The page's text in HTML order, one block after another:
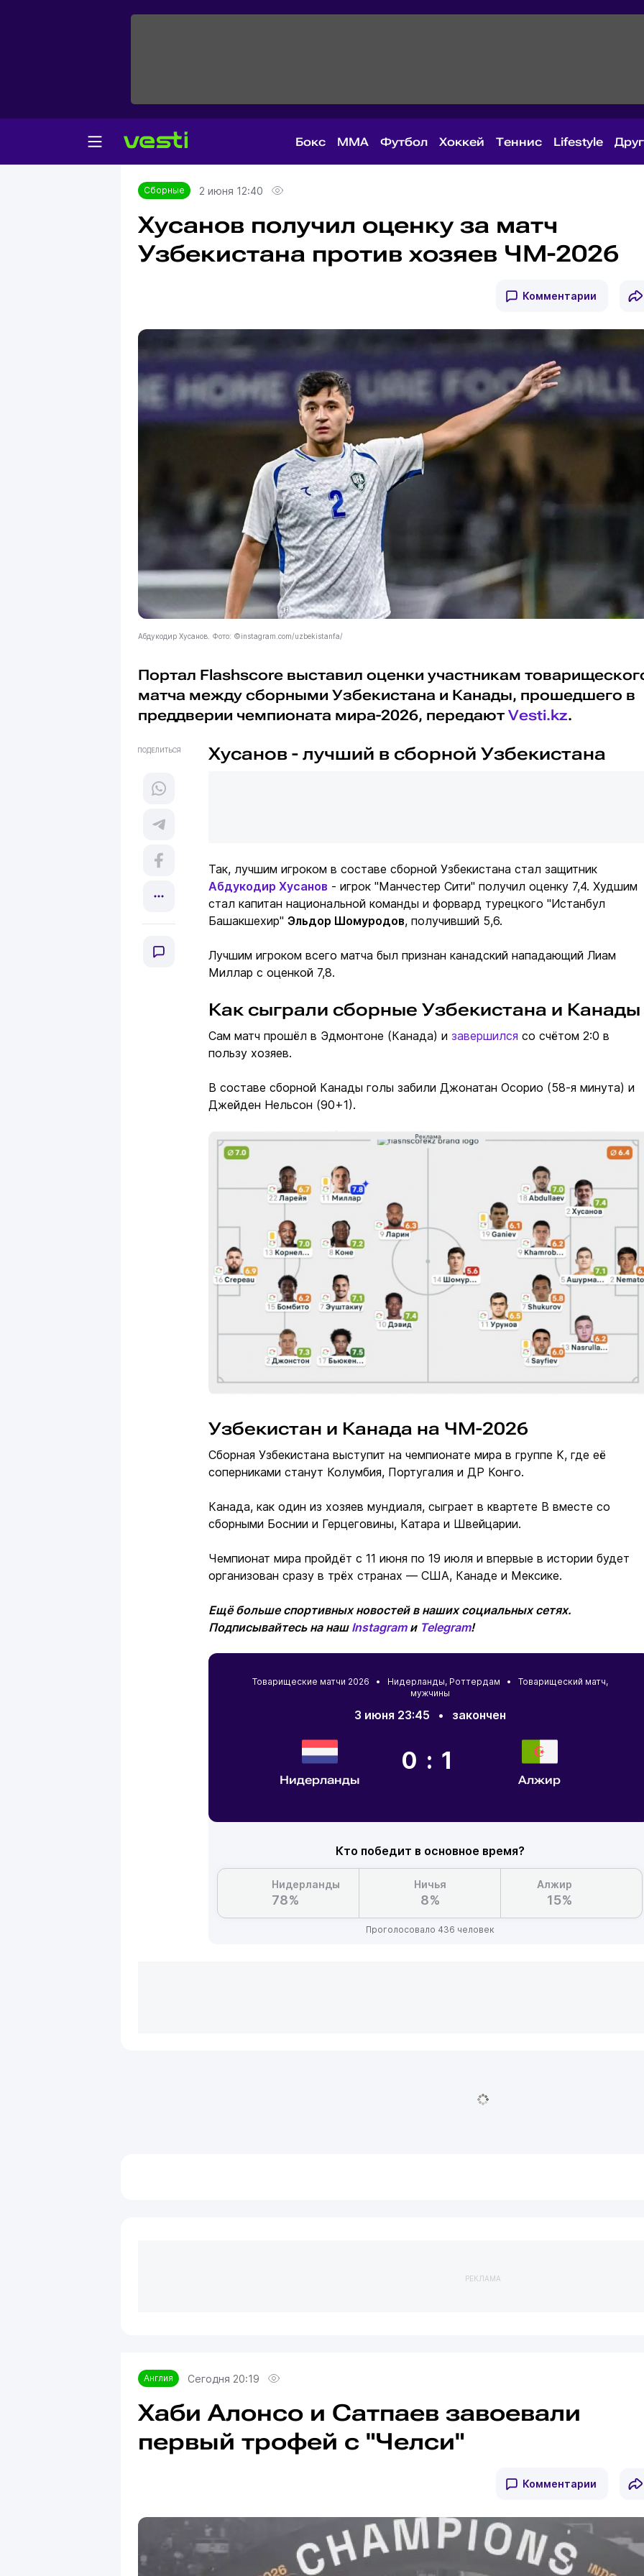
Бокс MMA Футбол Хоккей Теннис Lifestyle
Главная
Сборные
Сборные 2 июня 12:40
Хусанов получил оценку за матч
Узбекистана против хозяев ЧМ-2026
Комментарии
Абдукодир Хусанов. Фото: ©instagram.com/uzbekistanfa/
Портал Flashscore выставил оценки участникам
матча между сборными Узбекистана и Канады, прошедшего в
преддверии чемпионата мира-2026, передают Vesti.kz.
ПОДЕЛИТЬСЯ Хусанов - лучший в сборной Узбекистана
Так, лучшим игроком в составе сборной Узбекистана стал защитник
Абдукодир Хусанов - игрок "Манчестер Сити" получил оценку 7,4. Худшим
стал капитан национальной команды и форвард турецкого "Истанбул
Башакшехир" Эльдор Шомуродов, получивший 5,6.
Лучшим игроком всего матча был признан канадский нападающий Лиам
Миллар с оценкой 7,8.
Как сыграли сборные Узбекистана и Канады
Сам матч прошёл в Эдмонтоне (Канада) и завершился со счётом 2:0 в
пользу хозяев.
В составе сборной Канады голы забили Джонатан Осорио (58-я минута) и
Джейден Нельсон (90+1).
Узбекистан и Канада на ЧМ-2026
Сборная Узбекистана выступит на чемпионате мира в группе K, где её
соперниками станут Колумбия, Португалия и ДР Конго.
Канада, как один из хозяев мундиаля, сыграет в квартете B вместе со
сборными Боснии и Герцеговины, Катара и Швейцарии.
Чемпионат мира пройдёт с 11 июня по 19 июля и впервые в истории будет
организован сразу в трёх странах — США, Канаде и Мексике.
Ещё больше спортивных новостей в наших социальных сетях.
Подписывайтесь на наш Instagramи Telegram!
Товарищеские матчи 2026 • Нидерланды, Роттердам • Товарищеский матч,
мужчины
3 июня 23:45 • закончен
Нидерланды
0:1
Алжир
Кто победит в основное время?
Нидерланды
78%
Ничья
8%
Алжир
15%
Проголосовало 436 человек
РЕКЛАМА
Англия Сегодня 20:19
Хаби Алонсо и Сатпаев завоевали
первый трофей с "Челси"
Комментарии